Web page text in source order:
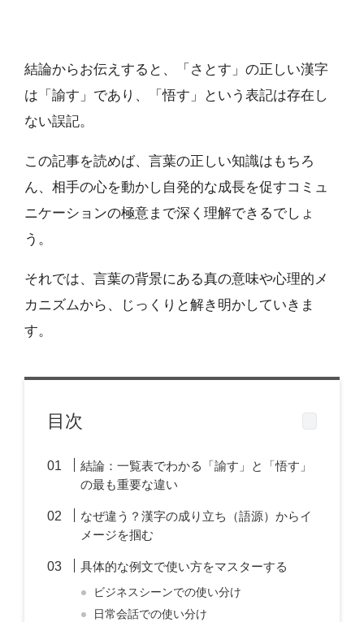
結論からお伝えすると、「さとす」の正しい漢字
は「諭す」であり、「悟す」という表記は存在し
ない誤記。
この記事を読めば、言葉の正しい知識はもちろ
ん、相手の心を動かし自発的な成長を促すコミュ
ニケーションの極意まで深く理解できるでしょ
う。
それでは、言葉の背景にある真の意味や心理的メ
カニズムから、じっくりと解き明かしていきま
す。
目次
結論：一覧表でわかる「諭す」と「悟す」
の最も重要な違い
なぜ違う？漢字の成り立ち（語源）からイ
メージを掴む
具体的な例文で使い方をマスターする
ビジネスシーンでの使い分け
日常会話での使い分け